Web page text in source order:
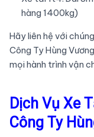
hàng 1400kg)
Hãy liên hệ với
Công Ty Hùng
mọi hành trình vận
Dịch Vụ Xe
Công Ty